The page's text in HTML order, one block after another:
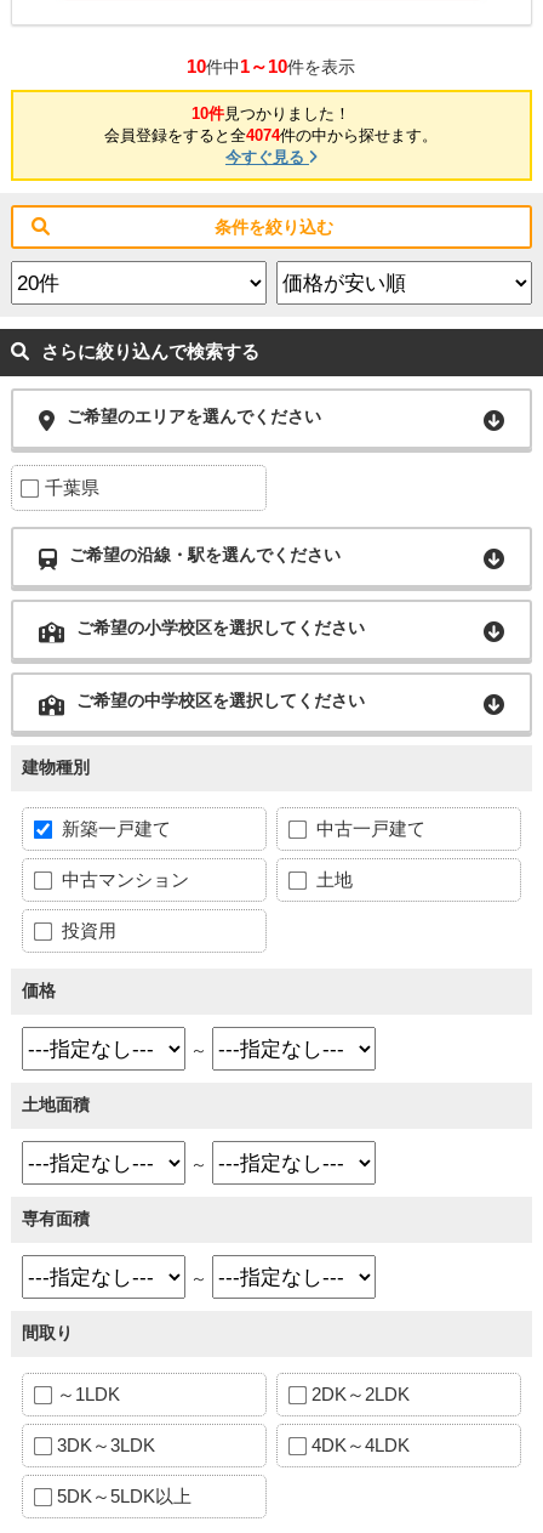
10件中1～10件を表示
10件見つかりました！
会員登録をすると全4074件の中から探せます。
今すぐ見る
条件を絞り込む
さらに絞り込んで検索する
ご希望のエリアを選んでください
千葉県
ご希望の沿線・駅を選んでください
ご希望の小学校区を選択してください
ご希望の中学校区を選択してください
建物種別
新築一戸建て 中古一戸建て
中古マンション 土地
投資用
価格
～
土地面積
～
専有面積
～
間取り
～1LDK 2DK～2LDK
3DK～3LDK 4DK～4LDK
5DK～5LDK以上